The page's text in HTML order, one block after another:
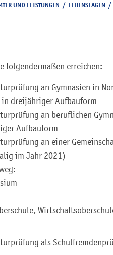
UND LEISTUNGEN / LEBENSLAGEN /
folgendermaßen erreichen:
an Gymnasien in
dreijähriger Aufbauform
an beruflichen
Aufbauform
an einer
im Jahr 2021)
als